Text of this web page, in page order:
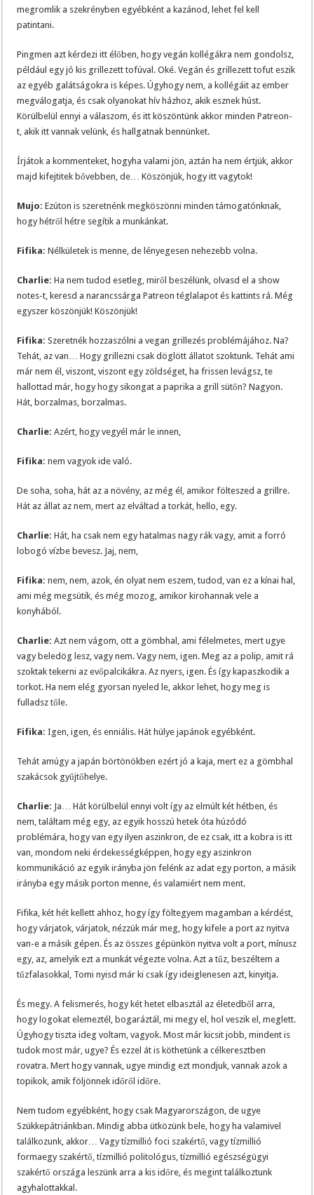
megromlik a szekrényben egyébként a kazánod, lehet fel kell
patintani.
Pingmen azt kérdezi itt élőben, hogy vegán kollégákra nem gondolsz,
például egy jó kis grillezett tofúval. Oké. Vegán és grillezett tofut eszik
az egyéb galátságokra is képes. Úgyhogy nem, a kollégáit az ember
megválogatja, és csak olyanokat hív házhoz, akik esznek húst.
Körülbelül ennyi a válaszom, és itt köszöntünk akkor minden Patreon-
t, akik itt vannak velünk, és hallgatnak bennünket.
Írjátok a kommenteket, hogyha valami jön, aztán ha nem értjük, akkor
majd kifejtitek bővebben, de… Köszönjük, hogy itt vagytok!
Mujo: Ezúton is szeretnénk megköszönni minden támogatónknak,
hogy hétről hétre segítik a munkánkat.
Fifika: Nélkületek is menne, de lényegesen nehezebb volna.
Charlie: Ha nem tudod esetleg, miről beszélünk, olvasd el a show
notes-t, keresd a narancssárga Patreon téglalapot és kattints rá. Még
egyszer köszönjük! Köszönjük!
Fifika: Szeretnék hozzaszólni a vegan grillezés problémájához. Na?
Tehát, az van… Hogy grillezni csak döglött állatot szoktunk. Tehát ami
már nem él, viszont, viszont egy zöldséget, ha frissen levágsz, te
hallottad már, hogy hogy sikongat a paprika a grill sütőn? Nagyon.
Hát, borzalmas, borzalmas.
Charlie: Azért, hogy vegyél már le innen,
Fifika: nem vagyok ide való.
De soha, soha, hát az a növény, az még él, amikor fölteszed a grillre.
Hát az állat az nem, mert az elváltad a torkát, hello, egy.
Charlie: Hát, ha csak nem egy hatalmas nagy rák vagy, amit a forró
lobogó vízbe bevesz. Jaj, nem,
Fifika: nem, nem, azok, én olyat nem eszem, tudod, van ez a kínai hal,
ami még megsütik, és még mozog, amikor kirohannak vele a
konyhából.
Charlie: Azt nem vágom, ott a gömbhal, ami félelmetes, mert ugye
vagy beledög lesz, vagy nem. Vagy nem, igen. Meg az a polip, amit rá
szoktak tekerni az evőpalcikákra. Az nyers, igen. És így kapaszkodik a
torkot. Ha nem elég gyorsan nyeled le, akkor lehet, hogy meg is
fulladsz tőle.
Fifika: Igen, igen, és enniális. Hát hülye japánok egyébként.
Tehát amúgy a japán börtönökben ezért jó a kaja, mert ez a gömbhal
szakácsok gyűjtőhelye.
Charlie: Ja… Hát körülbelül ennyi volt így az elmúlt két hétben, és
nem, találtam még egy, az egyik hosszú hetek óta húzódó
problémára, hogy van egy ilyen aszinkron, de ez csak, itt a kobra is itt
van, mondom neki érdekességképpen, hogy egy aszinkron
kommunikáció az egyik irányba jön felénk az adat egy porton, a másik
irányba egy másik porton menne, és valamiért nem ment.
Fifika, két hét kellett ahhoz, hogy így föltegyem magamban a kérdést,
hogy várjatok, várjatok, nézzük már meg, hogy kifele a port az nyitva
van-e a másik gépen. És az összes gépünkön nyitva volt a port, mínusz
egy, az, amelyik ezt a munkát végezte volna. Azt a tűz, beszéltem a
tűzfalasokkal, Tomi nyisd már ki csak így ideiglenesen azt, kinyitja.
És megy. A felismerés, hogy két hetet elbasztál az életedből arra,
hogy logokat elemeztél, bogaráztál, mi megy el, hol veszik el, meglett.
Úgyhogy tiszta ideg voltam, vagyok. Most már kicsit jobb, mindent is
tudok most már, ugye? És ezzel át is köthetünk a célkeresztben
rovatra. Mert hogy vannak, ugye mindig ezt mondjuk, vannak azok a
topikok, amik följönnek időről időre.
Nem tudom egyébként, hogy csak Magyarországon, de ugye
Szükkepátriánkban. Mindig abba ütközünk bele, hogy ha valamivel
találkozunk, akkor… Vagy tízmillió foci szakértő, vagy tízmillió
formaegy szakértő, tízmillió politológus, tízmillió egészségügyi
szakértő országa leszünk arra a kis időre, és megint találkoztunk
agyhalottakkal.